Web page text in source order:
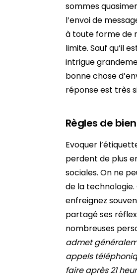
sommes
l’envoi de
à toute forme de
limite. Sauf qu’il
intrigue
bonne chose
réponse est très
Règles de
Evoquer
perdent de plus
sociales. On ne
de la technologie.
enfreignez
partagé ses
nombreuses
admet
appels
faire après 21